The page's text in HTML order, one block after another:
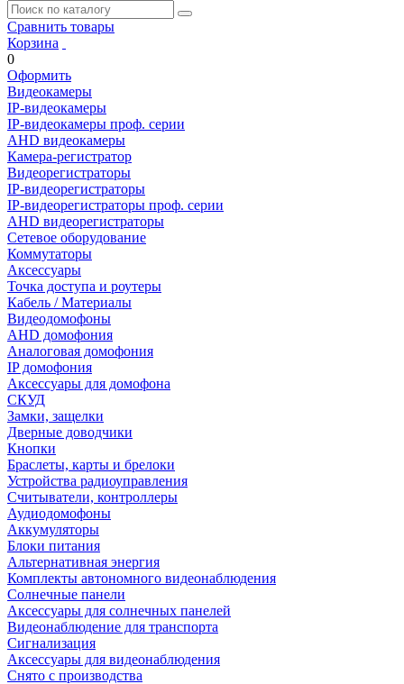
Сравнить товары
Корзина
0
Оформить
Видеокамеры
IP-видеокамеры
IP-видеокамеры проф. серии
AHD видеокамеры
Камера-регистратор
Видеорегистраторы
IP-видеорегистраторы
IP-видеорегистраторы проф. серии
AHD видеорегистраторы
Сетевое оборудование
Коммутаторы
Аксессуары
Точка доступа и роутеры
Кабель / Материалы
Видеодомофоны
AHD домофония
Аналоговая домофония
IP домофония
Аксессуары для домофона
СКУД
Замки, защелки
Дверные доводчики
Кнопки
Браслеты, карты и брелоки
Устройства радиоуправления
Считыватели, контроллеры
Аудиодомофоны
Аккумуляторы
Блоки питания
Альтернативная энергия
Комплекты автономного видеонаблюдения
Солнечные панели
Аксессуары для солнечных панелей
Видеонаблюдение для транспорта
Сигнализация
Аксессуары для видеонаблюдения
Снято с производства